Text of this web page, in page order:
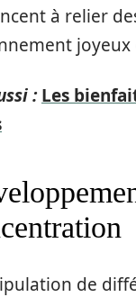
à relier
: Les
de